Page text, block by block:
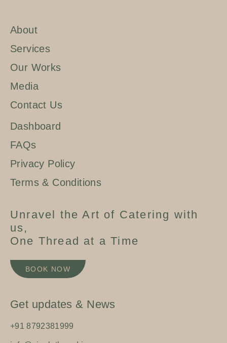
About
Services
Our Works
Media
Contact Us
Dashboard
FAQs
Privacy Policy
Terms & Conditions
Unravel the Art of Catering with
us,
One Thread at a Time
BOOK NOW
Get updates & News
+91 8792381999